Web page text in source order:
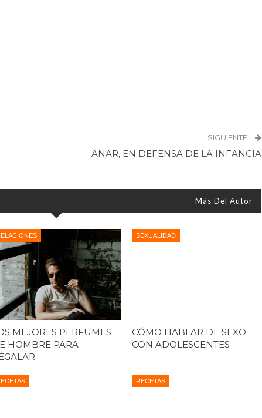
SIGUIENTE
ANAR, EN DEFENSA DE LA INFANCIA
Más Del Autor
MEJORES PERFUMES
HOMBRE PARA
SEXUALIDAD
CÓMO HABLAR DE SEXO
CON ADOLESCENTES
RECETAS